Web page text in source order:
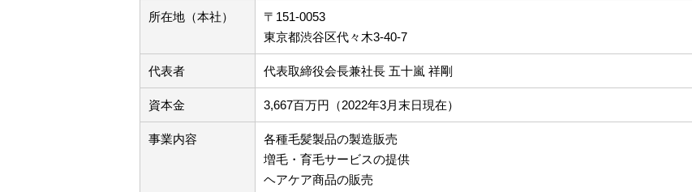
所在地（本社）
〒151-0053
東京都渋谷区代々木3-40-7
代表者 代表取締役会長兼社長 五十嵐 祥剛
資本金 3,667百万円（2022年3月末日現在）
事業内容
各種毛髪製品の製造販売
増毛・育毛サービスの提供
ヘアケア商品の販売